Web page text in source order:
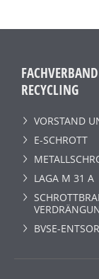
RECYCLING
VORSTAND
E-SCHROTT
LAGA M 31 A
BVSE-